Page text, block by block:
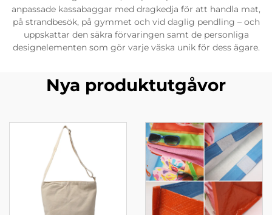
anpassade kassabaggar med dragkedja för att handla mat,
på strandbesök, på gymmet och vid daglig pendling – och
uppskattar den säkra förvaringen samt de personliga
designelementen som gör varje väska unik för dess ägare.
Nya produktutgåvor